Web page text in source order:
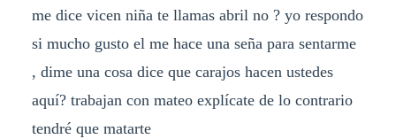
me dice vicen niña te llamas abril no ? yo respondo
si mucho gusto el me hace una seña para sentarme
, dime una cosa dice que carajos hacen ustedes
aquí? trabajan con mateo explícate de lo contrario
tendré que matarte